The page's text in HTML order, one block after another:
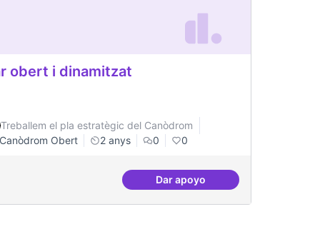
obert i dinamitzat
Treballem el pla estratègic del Canòdrom
Canòdrom Obert
2 anys 0 0
Dar apoyoBar obert i dinamitzat